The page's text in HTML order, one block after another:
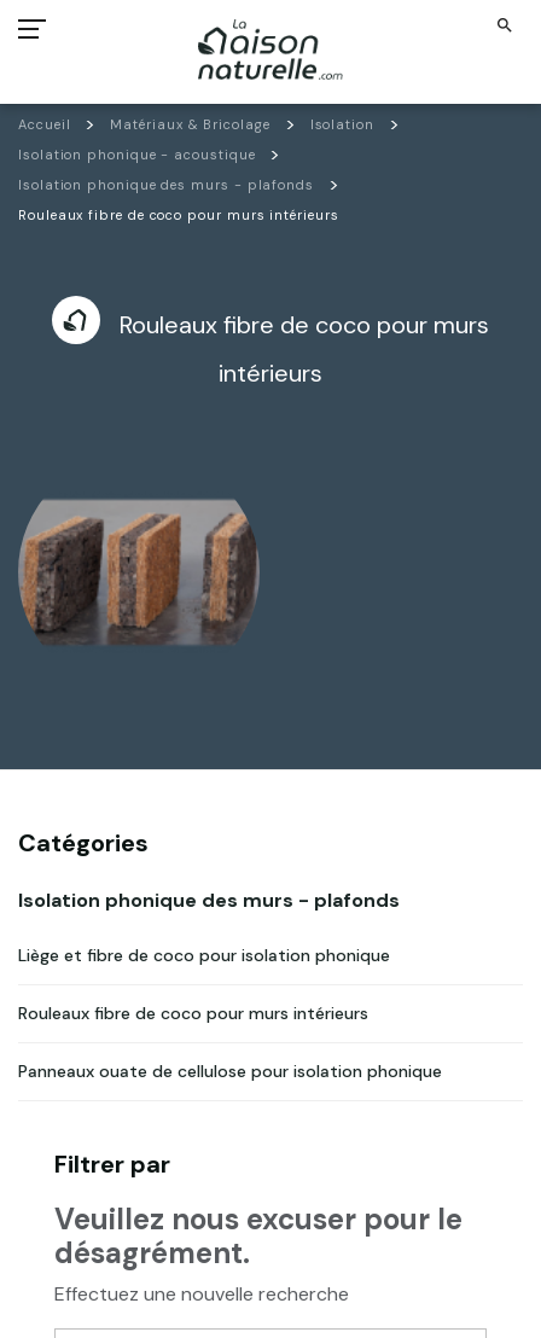
search
Accueil Matériaux & Bricolage
Isolation
Isolation phonique - acoustique
Isolation phonique des murs - plafonds
Rouleaux fibre de coco pour murs intérieurs
Rouleaux fibre de coco pour murs
intérieurs
Catégories
Isolation phonique des murs - plafonds
Liège et fibre de coco pour isolation phonique
Rouleaux fibre de coco pour murs intérieurs
Panneaux ouate de cellulose pour isolation phonique
Filtrer par
Veuillez nous excuser pour le
désagrément.
Effectuez une nouvelle recherche